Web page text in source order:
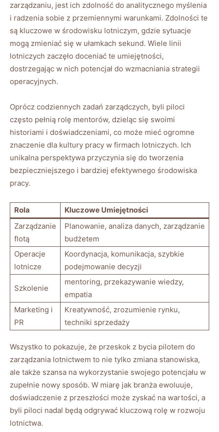
zarządzaniu, jest​ ich zdolność do analitycznego myślenia
i ‍radzenia sobie z przemiennymi warunkami. Zdolności te
⁣są kluczowe w środowisku lotniczym, gdzie sytuacje
mogą zmieniać się ⁢w ułamkach sekund. Wiele linii
⁤lotniczych zaczęło doceniać te umiejętności,
dostrzegając w nich potencjał ‌do wzmacniania strategii
operacyjnych.
Oprócz codziennych zadań zarządczych, byli piloci
często pełnią rolę mentorów, dzieląc ⁣się⁣ swoimi
historiami i doświadczeniami, co może ⁢mieć ogromne
znaczenie dla⁢ kultury pracy ‍w firmach lotniczych. Ich
unikalna perspektywa przyczynia ⁤się ⁢do tworzenia
bezpieczniejszego i bardziej efektywnego środowiska
pracy.
Rola
Kluczowe Umiejętności
Zarządzanie
flotą
Planowanie,‍ analiza danych, zarządzanie
budżetem
Operacje
lotnicze
Koordynacja, komunikacja, szybkie
podejmowanie‍ decyzji
Szkolenie
mentoring, przekazywanie⁣ wiedzy,
empatia
Marketing i
PR
Kreatywność, ‍zrozumienie rynku,
techniki sprzedaży
Wszystko to pokazuje, ‌że przeskok z bycia pilotem do
zarządzania ​lotnictwem to nie tylko zmiana stanowiska,
⁣ale także szansa na wykorzystanie swojego potencjału w
zupełnie nowy sposób. W miarę ⁣jak branża ewoluuje,
doświadczenie z przeszłości może‌ zyskać⁤ na wartości, a
byli piloci nadal będą odgrywać kluczową rolę w⁣ rozwoju
lotnictwa.